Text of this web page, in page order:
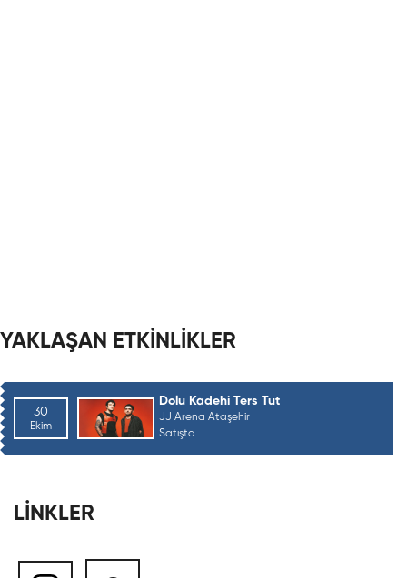
YAKLAŞAN ETKİNLİKLER
Dolu Kadehi Ters Tut
JJ Arena Ataşehir
Satışta
30
Ekim
LİNKLER